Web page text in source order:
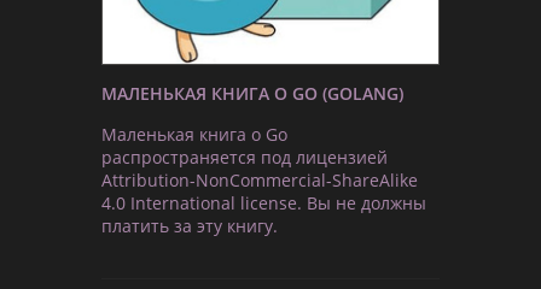
МАЛЕНЬКАЯ КНИГА О GO (GOLANG)
Маленькая книга о Go
распространяется под лицензией
Attribution-NonCommercial-ShareAlike
4.0 International license. Вы не должны
платить за эту книгу.